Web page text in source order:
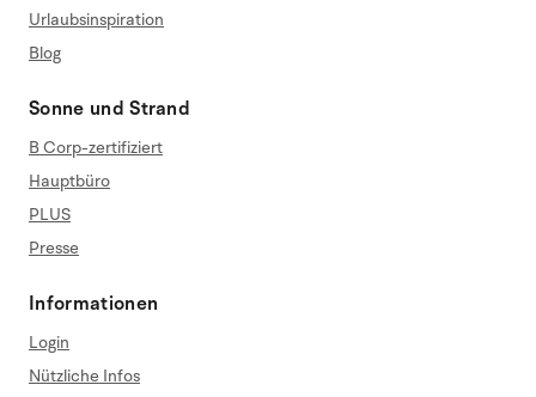
Urlaubsinspiration
Blog
Sonne und Strand
B Corp-zertifiziert
Hauptbüro
PLUS
Presse
Informationen
Login
Nützliche Infos